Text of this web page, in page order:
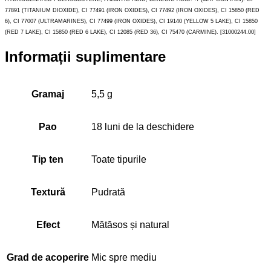
77891 (TITANIUM DIOXIDE), CI 77491 (IRON OXIDES), CI 77492 (IRON OXIDES), CI 15850 (RED
6), CI 77007 (ULTRAMARINES), CI 77499 (IRON OXIDES), CI 19140 (YELLOW 5 LAKE), CI 15850
(RED 7 LAKE), CI 15850 (RED 6 LAKE), CI 12085 (RED 36), CI 75470 (CARMINE). [31000244.00]
Informații suplimentare
Gramaj 5,5 g
Pao 18 luni de la deschidere
Tip ten Toate tipurile
Textură Pudrată
Efect Mătăsos și natural
Grad de acoperire Mic spre mediu